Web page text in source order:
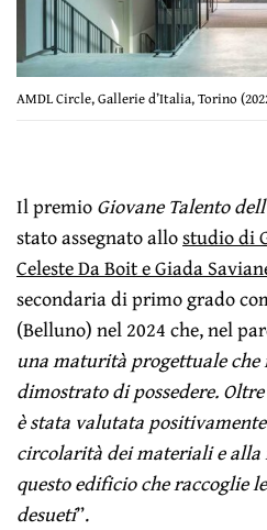
AMDL Circle, Gallerie d’Italia, Torino
Il premioGiovane Talento
stato assegnato allostudio di
Celeste Da Boit e Giada
secondaria di primo grado
(Belluno) nel 2024 che, nel
una maturità progettuale
dimostrato di possedere.
è stata valutata
circolarità dei materiali e
questo edificio che raccoglie
desueti”.